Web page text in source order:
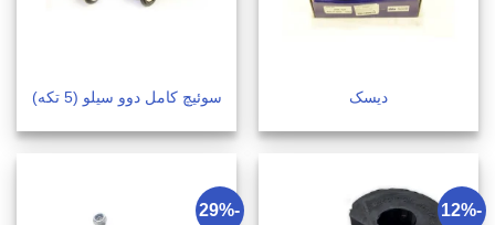
دیسک سوئیچ کامل دوو سیلو (5 تکه)
-12%
-29%